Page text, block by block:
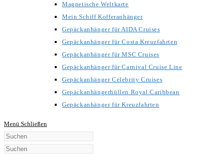
Magnetische Weltkarte
Mein Schiff Kofferanhänger
Gepäckanhänger für AIDA Cruises
Gepäckanhänger für Costa Kreuzfahrten
Gepäckanhänger für MSC Cruises
Gepäckanhänger für Carnival Cruise Line
Gepäckanhänger Celebrity Cruises
Gepäckanhängerhüllen Royal Caribbean
Gepäckanhänger für Kreuzfahrten
Menü Schließen
Diese
Website